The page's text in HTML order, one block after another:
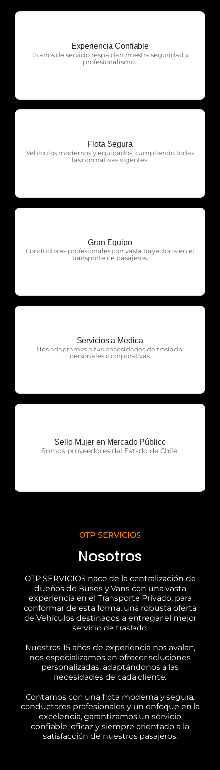
Experiencia Confiable
15 años de servicio respaldan nuestra seguridad y
profesionalismo.
OTP Servicios
Flota Segura
Vehículos modernos y equipados, cumpliendo todas
las normativas vigentes.
OTP Servicios
Gran Equipo
Conductores profesionales con vasta trayectoria en el
transporte de pasajeros.
OTP Servicios
Servicios a Medida
Nos adaptamos a tus necesidades de traslado;
personales o corporativas.
OTP Servicios
Sello Mujer en Mercado Público
Somos proveedores del Estado de Chile.
OTP Servicios
OTP SERVICIOS
Nosotros
OTP SERVICIOS nace de la centralización de
dueños de Buses y Vans con una vasta
experiencia en el Transporte Privado, para
conformar de esta forma, una robusta oferta
de Vehículos destinados a entregar el mejor
servicio de traslado.
Nuestros 15 años de experiencia nos avalan,
nos especializamos en ofrecer soluciones
personalizadas, adaptándonos a las
necesidades de cada cliente.
Contamos con una flota moderna y segura,
conductores profesionales y un enfoque en la
excelencia, garantizamos un servicio
confiable, eficaz y siempre orientado a la
satisfacción de nuestros pasajeros.